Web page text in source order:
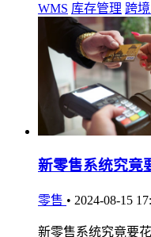
WMS 库存管理 跨
新零售系统究竟
零售 • 2024-08-15
新零售系统究竟要